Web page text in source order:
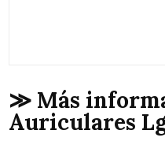
≫ Más
Auriculares